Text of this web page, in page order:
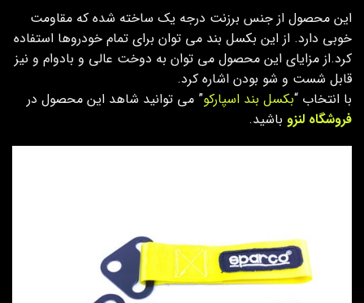
این محصول از جنس برزنت درجه یک ساخته شده که مقاومت
خوبی دارد. از این بکسل بند می توان برای تمام خودروها استفاده
کرد.از مزایای این محصول می توان به دوخت عالی و بادوام و نیز
قابل شست و شو بودن اشاره کرد.
با انتخاب “بکسل بند اسپارکو” می توانید شاهد این محصول در
فروشگاه لنزو باشید.